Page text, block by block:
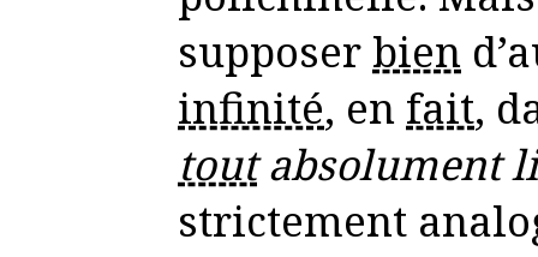
supposer bien
infinité, en fait,
toutabsolument
strictement